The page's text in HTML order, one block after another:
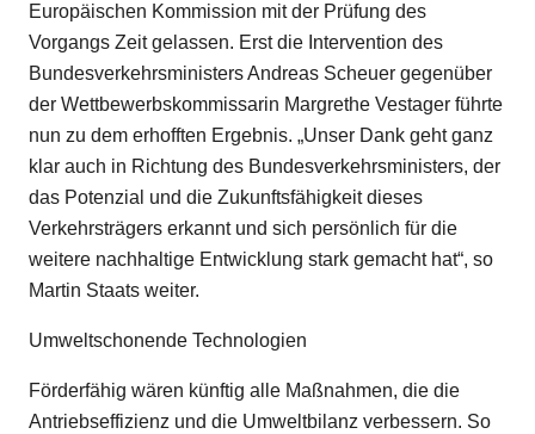
Europäischen Kommission mit der Prüfung des
Vorgangs Zeit gelassen. Erst die Intervention des
Bundesverkehrsministers Andreas Scheuer gegenüber
der Wettbewerbskommissarin Margrethe Vestager führte
nun zu dem erhofften Ergebnis. „Unser Dank geht ganz
klar auch in Richtung des Bundesverkehrsministers, der
das Potenzial und die Zukunftsfähigkeit dieses
Verkehrsträgers erkannt und sich persönlich für die
weitere nachhaltige Entwicklung stark gemacht hat“, so
Martin Staats weiter.
Umweltschonende Technologien
Förderfähig wären künftig alle Maßnahmen, die die
Antriebseffizienz und die Umweltbilanz verbessern. So